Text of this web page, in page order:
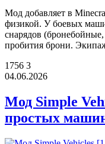
Мод добавляет в
физикой. У боевых
снарядов
пробития брони.
1756 3
04.06.2026
Мод Simple
простых